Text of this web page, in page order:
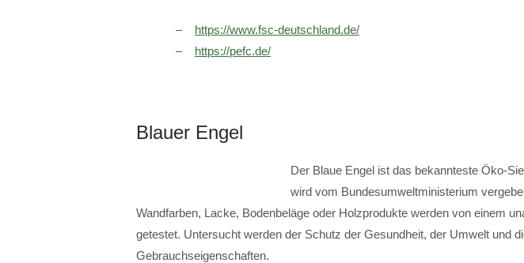
https://www.fsc-deutschland.de/
https://pefc.de/
Blauer Engel
Der Blaue Engel ist das bekannteste Öko-
wird vom Bundesumweltministerium
Wandfarben, Lacke, Bodenbeläge oder Holzprodukte werden von einem
getestet. Untersucht werden der Schutz der Gesundheit, der Umwelt und
Gebrauchseigenschaften.